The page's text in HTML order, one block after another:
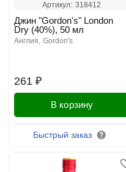
Артикул: 318412
261 ₽
Джин "Gordon's" London
Dry (40%), 50 мл
англия gordon's
В корзину
Быстрый заказ